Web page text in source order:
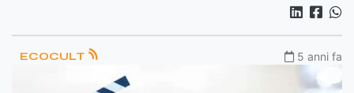
ECOCULT 5 anni fa